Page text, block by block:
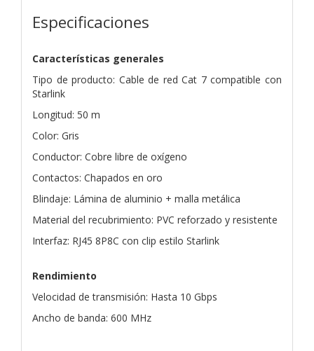
Especificaciones
Características generales
Tipo de producto: Cable de red Cat 7 compatible con
Starlink
Longitud: 50 m
Color: Gris
Conductor: Cobre libre de oxígeno
Contactos: Chapados en oro
Blindaje: Lámina de aluminio + malla metálica
Material del recubrimiento: PVC reforzado y resistente
Interfaz: RJ45 8P8C con clip estilo Starlink
Rendimiento
Velocidad de transmisión: Hasta 10 Gbps
Ancho de banda: 600 MHz